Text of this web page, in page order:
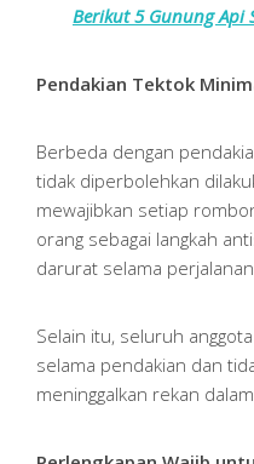
Berikut 5 Gunung Api
Pendakian Tektok
Berbeda dengan
tidak diperbolehkan
mewajibkan setiap
orang sebagai langkah
darurat selama perjalanan.
Selain itu, seluruh
selama pendakian dan
meninggalkan rekan